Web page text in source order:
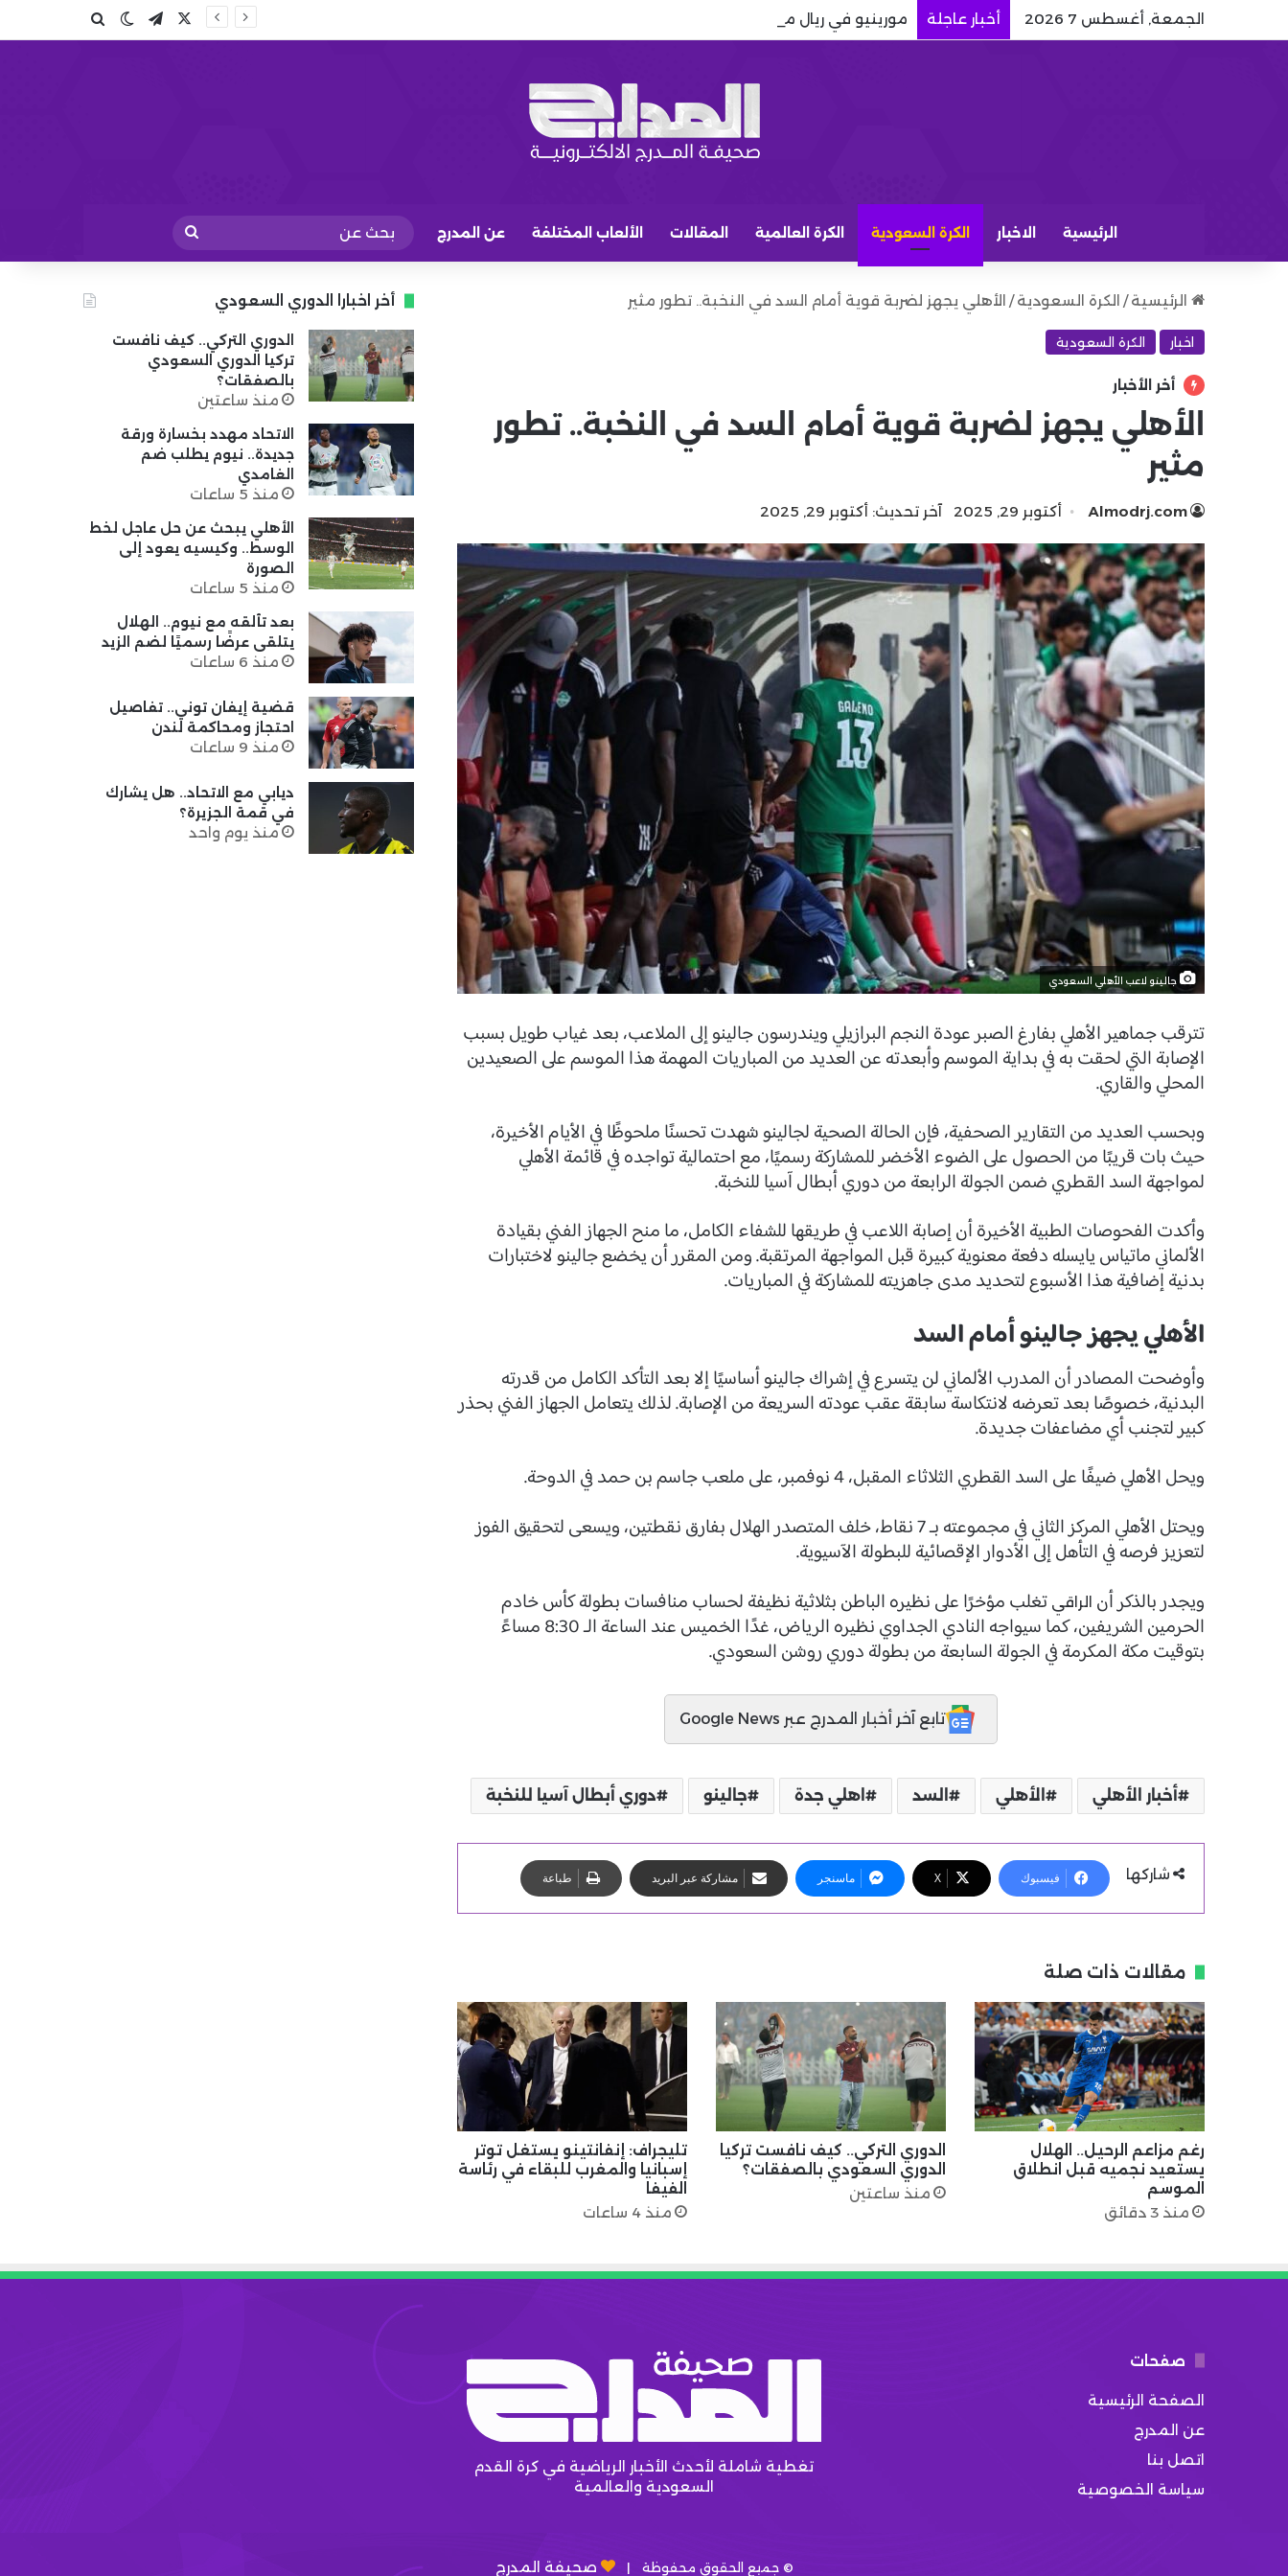
الجمعة, أغسطس 7 2026 أخبار عاجلة مورينيو في ريال مدريد.. كيف غيّر قواعد اللعبة تيلقرامالوضع المظلم
بحث عن
الرئيسية الاخبار الكرة السعودية الكرة العالمية المقالات الألعاب المختلفة عن المدرج
بحث
عن
الرئيسية / الكرة السعودية / الأهلي يجهز لضربة قوية أمام السد في النخبة.. تطور مثير
اخبار الكرة السعودية
أخر الأخبار
الأهلي يجهز لضربة قوية أمام السد في النخبة.. تطور
مثير
Almodrj.com أكتوبر 29, 2025 آخر تحديث: أكتوبر 29, 2025
جالينو لاعب الأهلي السعودي
تترقب جماهير الأهلي بفارغ الصبر عودة النجم البرازيلي ويندرسون جالينو إلى الملاعب، بعد غياب طويل بسبب
الإصابة التي لحقت به في بداية الموسم وأبعدته عن العديد من المباريات المهمة هذا الموسم على الصعيدين
المحلي والقاري.
وبحسب العديد من التقارير الصحفية، فإن الحالة الصحية لجالينو شهدت تحسنًا ملحوظًا في الأيام الأخيرة،
حيث بات قريبًا من الحصول على الضوء الأخضر للمشاركة رسميًا، مع احتمالية تواجده في قائمة الأهلي
لمواجهة السد القطري ضمن الجولة الرابعة من دوري أبطال آسيا للنخبة.
وأكدت الفحوصات الطبية الأخيرة أن إصابة اللاعب في طريقها للشفاء الكامل، ما منح الجهاز الفني بقيادة
الألماني ماتياس يايسله دفعة معنوية كبيرة قبل المواجهة المرتقبة. ومن المقرر أن يخضع جالينو لاختبارات
بدنية إضافية هذا الأسبوع لتحديد مدى جاهزيته للمشاركة في المباريات.
الأهلي يجهز جالينو أمام السد
وأوضحت المصادر أن المدرب الألماني لن يتسرع في إشراك جالينو أساسيًا إلا بعد التأكد الكامل من قدرته
البدنية، خصوصًا بعد تعرضه لانتكاسة سابقة عقب عودته السريعة من الإصابة. لذلك يتعامل الجهاز الفني بحذر
كبير لتجنب أي مضاعفات جديدة.
ويحل الأهلي ضيفًا على السد القطري الثلاثاء المقبل، 4 نوفمبر، على ملعب جاسم بن حمد في الدوحة.
ويحتل الأهلي المركز الثاني في مجموعته بـ 7 نقاط، خلف المتصدر الهلال بفارق نقطتين، ويسعى لتحقيق الفوز
لتعزيز فرصه في التأهل إلى الأدوار الإقصائية للبطولة الآسيوية.
ويجدر بالذكر أن الراقي تغلب مؤخرًا على نظيره الباطن بثلاثية نظيفة لحساب منافسات بطولة كأس خادم
الحرمين الشريفين، كما سيواجه النادي الجداوي نظيره الرياض، غدًا الخميس عند الساعة الـ 8:30 مساءً
بتوقيت مكة المكرمة في الجولة السابعة من بطولة دوري روشن السعودي.
تابع آخر أخبار المدرج عبر Google News
أخبار الأهلي الأهلي السد اهلي جدة جالينو دوري أبطال آسيا للنخبة
شاركها فيسبوك X ماسنجر مشاركة عبر البريد طباعة
مقالات ذات صلة
رغم مزاعم الرحيل.. الهلال
يستعيد نجميه قبل انطلاق
الموسم
منذ 3 دقائق
الدوري التركي.. كيف نافست تركيا
الدوري السعودي بالصفقات؟
منذ ساعتين
تليجراف: إنفانتينو يستغل توتر
إسبانيا والمغرب للبقاء في رئاسة
الفيفا
منذ 4 ساعات
أخر اخبارا الدوري السعودي
الدوري التركي.. كيف نافست
تركيا الدوري السعودي
بالصفقات؟
منذ ساعتين
الاتحاد مهدد بخسارة ورقة
جديدة.. نيوم يطلب ضم
الغامدي
منذ 5 ساعات
الأهلي يبحث عن حل عاجل لخط
الوسط.. وكيسيه يعود إلى
الصورة
منذ 5 ساعات
بعد تألقه مع نيوم.. الهلال
يتلقى عرضًا رسميًا لضم الزيد
منذ 6 ساعات
قضية إيفان توني.. تفاصيل
احتجاز ومحاكمة لندن
منذ 9 ساعات
ديابي مع الاتحاد.. هل يشارك
في قمة الجزيرة؟
منذ يوم واحد
صفحات
الصفحة الرئيسية
عن المدرج
اتصل بنا
سياسة الخصوصية
تغطية شاملة لأحدث الأخبار الرياضية في كرة القدم
السعودية والعالمية
© جميع الحقوق محفوظة | صحيفة المدرج